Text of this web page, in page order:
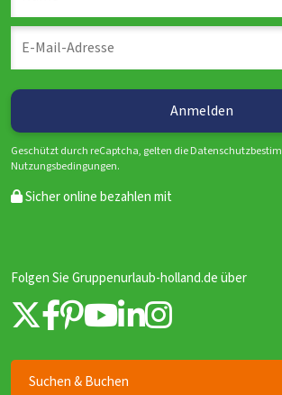
Geschützt durch reCaptcha, gelten die
Nutzungsbedingungen.
Sicher online bezahlen mit
Folgen Sie Gruppenurlaub-holland.de über
Suchen & Buchen